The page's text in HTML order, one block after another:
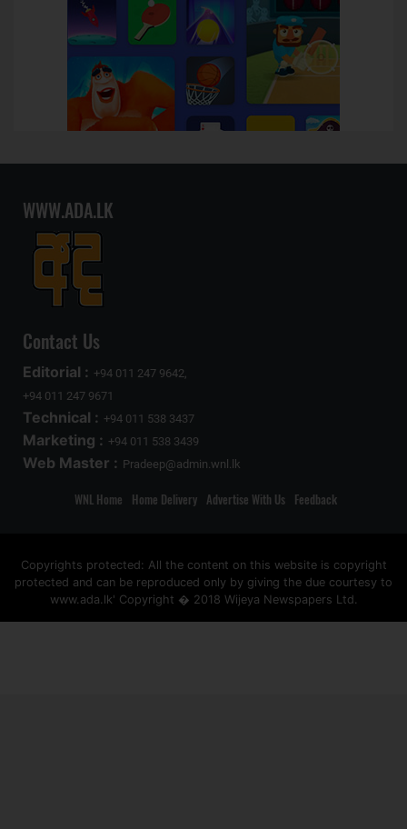
WWW.ADA.LK
Contact Us
Editorial : +94 011 247 9642,
+94 011 247 9671
Technical : +94 011 538 3437
Marketing : +94 011 538 3439
Web Master : Pradeep@admin.wnl.lk
WNL Home Home Delivery Advertise With Us Feedback
Copyrights protected: All the content on this website is copyright
protected and can be reproduced only by giving the due courtesy to
www.ada.lk' Copyright � 2018 Wijeya Newspapers Ltd.